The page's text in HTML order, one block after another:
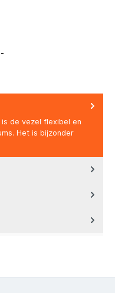
de vezel flexibel en
Het is bijzonder